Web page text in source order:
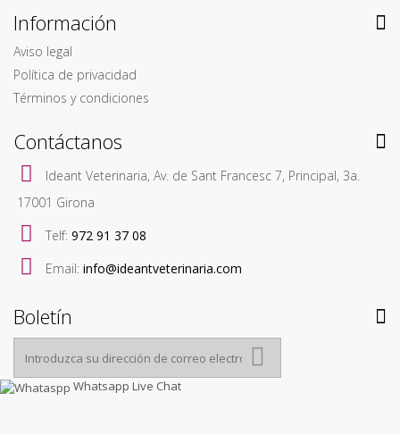
Información
Aviso legal
Política de privacidad
Términos y condiciones
Contáctanos
Ideant Veterinaria, Av. de Sant Francesc 7, Principal, 3a.
17001 Girona
Telf: 972 91 37 08
Email: info@ideantveterinaria.com
Boletín
Whatsapp Live Chat